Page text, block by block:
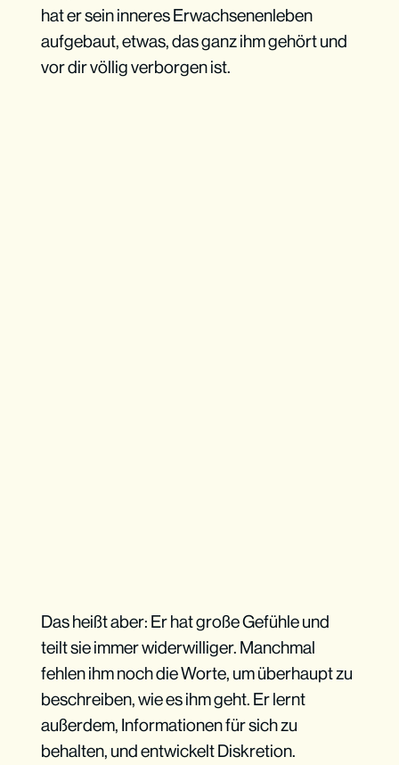
hat er sein inneres Erwachsenenleben
aufgebaut, etwas, das ganz ihm gehört und
vor dir völlig verborgen ist.
Das heißt aber: Er hat große Gefühle und
teilt sie immer widerwilliger. Manchmal
fehlen ihm noch die Worte, um überhaupt zu
beschreiben, wie es ihm geht. Er lernt
außerdem, Informationen für sich zu
behalten, und entwickelt Diskretion.